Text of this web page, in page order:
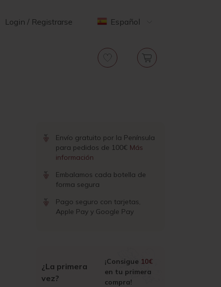
Login / Registrarse Español
Envío gratuito por la Península
para pedidos de 100€ Más
información
Embalamos cada botella de
forma segura
Pago seguro con tarjetas,
Apple Pay y Google Pay
¿La primera
vez?
¡Consigue 10€
en tu primera
compra!